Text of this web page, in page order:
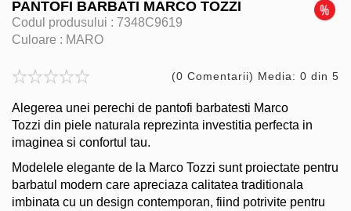
PANTOFI BARBATI MARCO TOZZI
Codul produsului : 7348C9619
Culoare : MARO
(0 Comentarii) Media: 0 din 5
Alegerea unei perechi de pantofi barbatesti Marco
Tozzi din piele naturala reprezinta investitia perfecta in
imaginea si confortul tau.
Modelele elegante de la Marco Tozzi sunt proiectate pentru
barbatul modern care apreciaza calitatea traditionala
imbinata cu un design contemporan, fiind potrivite pentru